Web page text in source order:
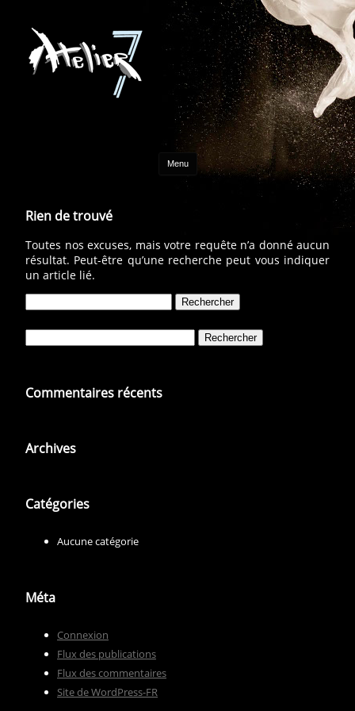
Menu Aller au contenu
Rien de trouvé
Toutes nos excuses, mais votre requête n’a donné aucun
résultat. Peut-être qu’une recherche peut vous indiquer
un article lié.
Commentaires récents
Archives
Catégories
Aucune catégorie
Méta
Connexion
Flux des publications
Flux des commentaires
Site de WordPress-FR